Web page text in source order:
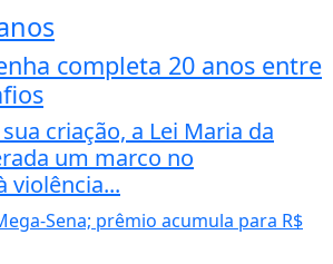
completa 20 anos entre
criação, a Lei Maria da
um marco no
violência...